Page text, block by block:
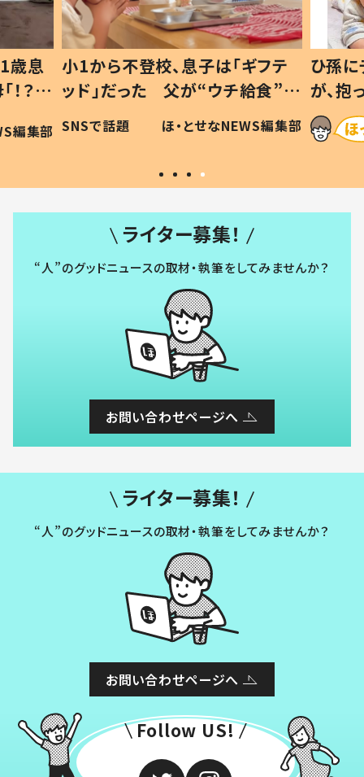
フテ
食”を
編集部
ひ孫にデレデレな80歳じいじ
が、抱っこすると…ひ孫の反応に
「涙が出ました」「可愛くて仕方な
い」
ほ・とせなNEWS編集部
ライター募集！
“人”のグッドニュースの取材・執筆をしてみませんか？
お問い合わせページへ
ライター募集！
“人”のグッドニュースの取材・執筆をしてみませんか？
お問い合わせページへ
Follow US!